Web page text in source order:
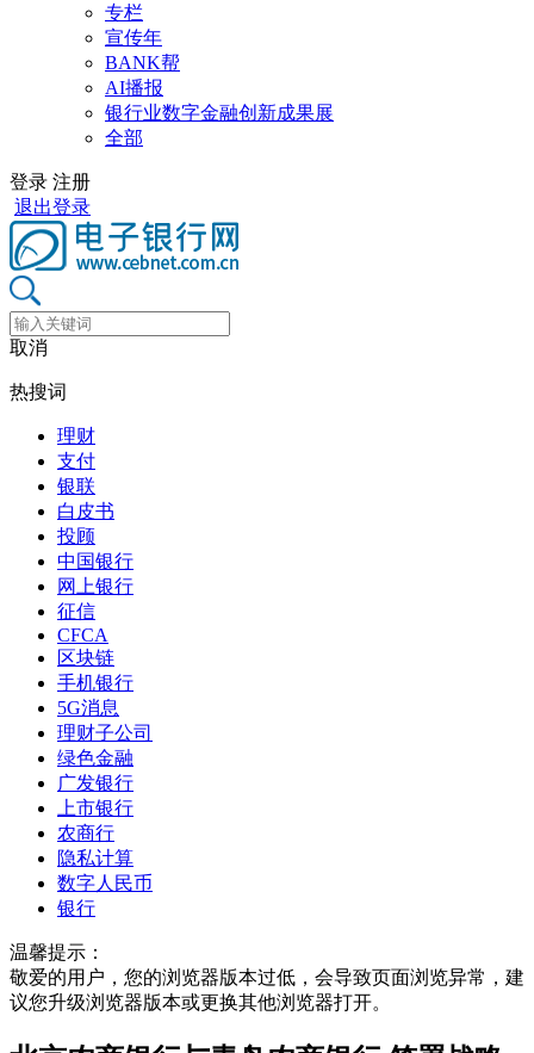
专栏
宣传年
BANK帮
AI播报
银行业数字金融创新成果展
全部
登录 注册
退出登录
取消
热搜词
理财
支付
银联
白皮书
投顾
中国银行
网上银行
征信
CFCA
区块链
手机银行
5G消息
理财子公司
绿色金融
广发银行
上市银行
农商行
隐私计算
数字人民币
银行
温馨提示：
敬爱的用户，您的浏览器版本过低，会导致页面浏览异常，建
议您升级浏览器版本或更换其他浏览器打开。